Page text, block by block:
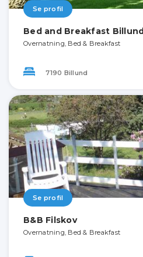
Se profil
Bed and Breakfast Billund
Overnatning, Bed & Breakfast
7190 Billund
Se profil
B&B Filskov
Overnatning, Bed & Breakfast